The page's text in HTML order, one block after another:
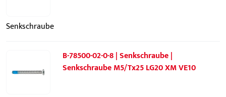
Senkschraube
B-78500-02-0-8 | Senkschraube |
Senkschraube M5/Tx25 LG20 XM VE10